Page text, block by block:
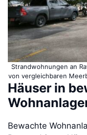
Strandwohnungen an
von vergleichbaren
Häuser in
Bewachte